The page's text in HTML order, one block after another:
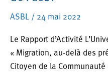
ASBL / 24 mai 2022
Le Rapport d’Activité
« Migration, au-delà des
Citoyen de la Communauté